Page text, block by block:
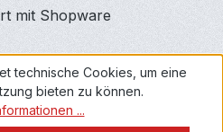
mit Shopware
technische Cookies, um eine
bieten zu können.
...